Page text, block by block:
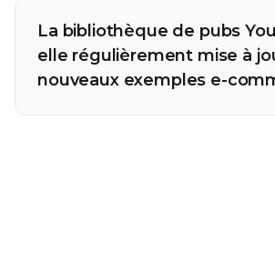
La bibliothèque de pubs
elle régulièrement mise à
nouveaux exemples e-